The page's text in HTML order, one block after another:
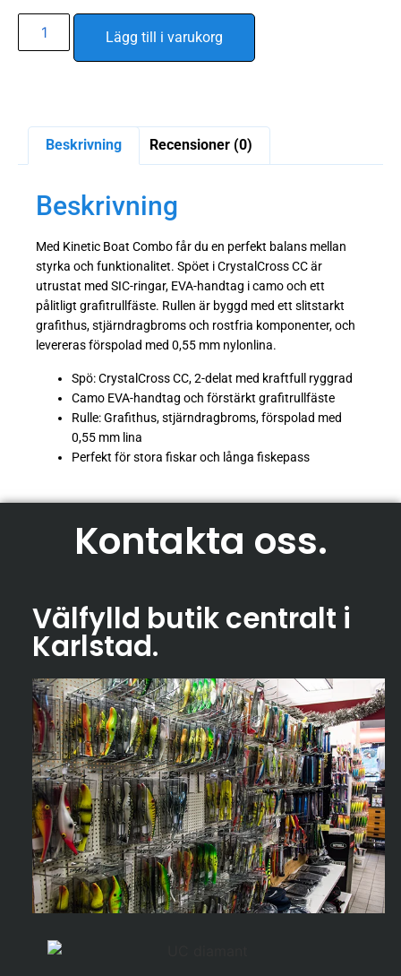
Lägg till i varukorg
Beskrivning Recensioner (0)
Beskrivning
Med Kinetic Boat Combo får du en perfekt balans mellan
styrka och funktionalitet. Spöet i CrystalCross CC är
utrustat med SIC-ringar, EVA-handtag i camo och ett
pålitligt grafitrullfäste. Rullen är byggd med ett slitstarkt
grafithus, stjärndragbroms och rostfria komponenter, och
levereras förspolad med 0,55 mm nylonlina.
Spö: CrystalCross CC, 2-delat med kraftfull ryggrad
Camo EVA-handtag och förstärkt grafitrullfäste
Rulle: Grafithus, stjärndragbroms, förspolad med
0,55 mm lina
Perfekt för stora fiskar och långa fiskepass
Kontakta oss.
Välfylld butik centralt i
Karlstad.